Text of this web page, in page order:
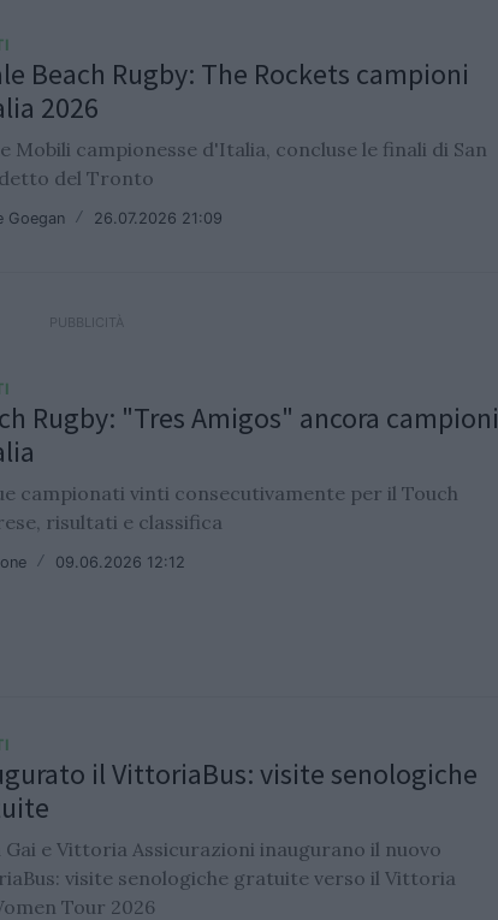
Beach Rugby: The Rockets campioni
2026
Mobili campionesse d'Italia, concluse le finali di San
del Tronto
Goegan / 26.07.2026 21:09
Rugby: "Tres Amigos" ancora campioni
campionati vinti consecutivamente per il Touch
risultati e classifica
/ 09.06.2026 12:12
il VittoriaBus: visite senologiche
Gai e Vittoria Assicurazioni inaugurano il nuovo
visite senologiche gratuite verso il Vittoria
Tour 2026